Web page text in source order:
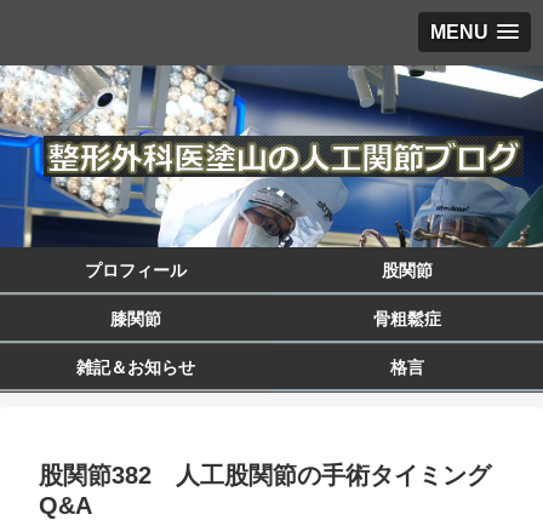
MENU
プロフィール 股関節
膝関節 骨粗鬆症
雑記＆お知らせ 格言
股関節382 人工股関節の手術タイミング
Q&A